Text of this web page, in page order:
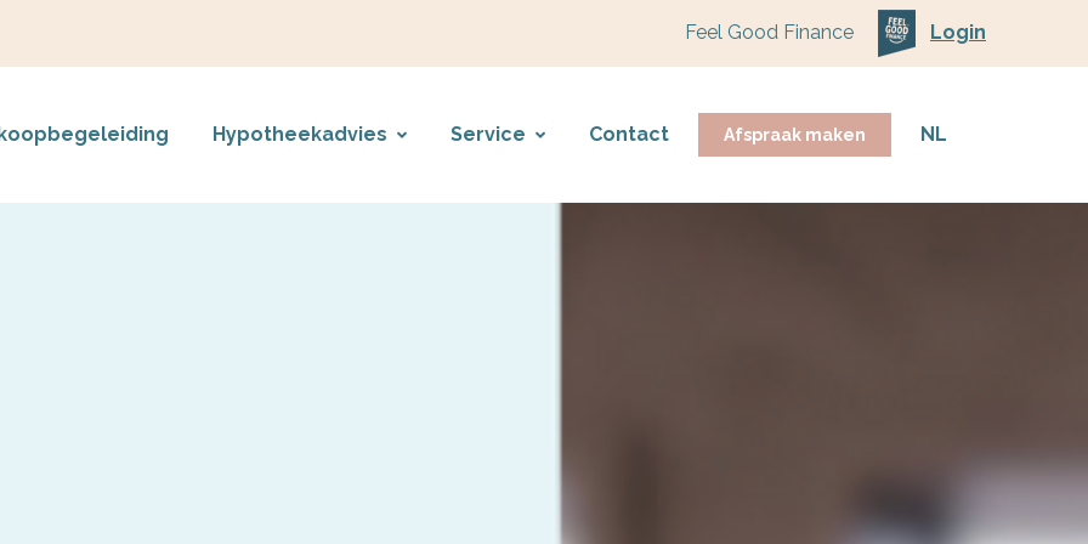
Feel Good Finance Login
Hypotheekadvies Service Contact Afspraak maken NL